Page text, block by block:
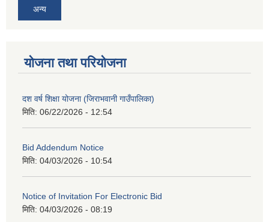
अन्य
योजना तथा परियोजना
दश वर्ष शिक्षा योजना (जिराभवानी गाउँपालिका)
मिति: 06/22/2026 - 12:54
Bid Addendum Notice
मिति: 04/03/2026 - 10:54
Notice of Invitation For Electronic Bid
मिति: 04/03/2026 - 08:19